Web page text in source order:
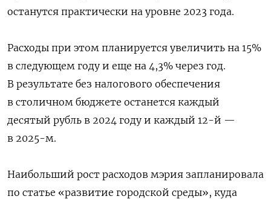
останутся практически на уровне 2023 года.
Расходы при этом планируется увеличить на 15%
в следующем году и еще на 4,3% через год.
В результате без налогового обеспечения
в столичном бюджете останется каждый
десятый рубль в 2024 году и каждый 12-й —
в 2025-м.
Наибольший рост расходов мэрия запланировала
по статье «развитие городской среды», куда